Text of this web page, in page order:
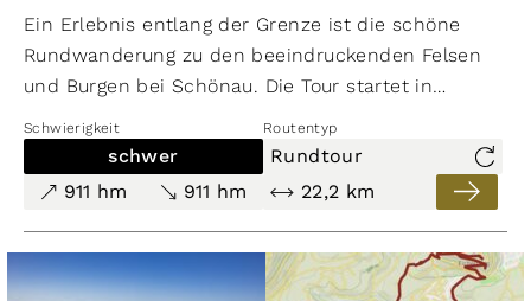
Ein Erlebnis entlang der Grenze ist die schöne
Rundwanderung zu den beeindruckenden Felsen
und Burgen bei Schönau. Die Tour startet in
Von hier aus genießt man einen atemberaubenden
Blick auf Schönau im Norden. Doch das ist erst der
Anfang! Weiter geht es zum Bruderfelsen mit der
herrlichen Aussicht auf die Burg Fleckenstein.
Durch das malerische Hichtenbachtal geht es
Schwierigkeit Routentyp
schwer
Rundtour
911 hm
911 hm 22,2 km